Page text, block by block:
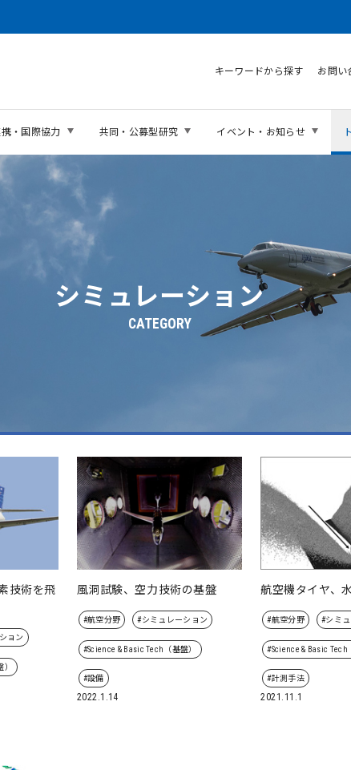
キーワードから探す お問い
・国際協力 共同・公募型研究 イベント・お知らせ
シミュレーション
CATEGORY
技術を飛
ョン
風洞試験、空力技術の基盤
#航空分野 #シミュレーション
#Science & Basic Tech（基盤）
#設備
2022.1.14
航空機タイヤ、
#航空分野 #シミ
#Science & Basic Tech
#計測手法
2021.11.1